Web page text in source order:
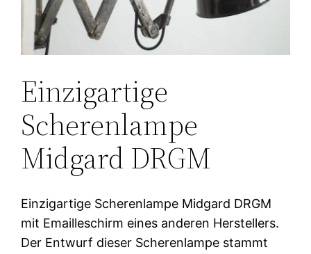
Einzigartige
Scherenlampe
Midgard DRGM
Einzigartige Scherenlampe Midgard DRGM
mit Emailleschirm eines anderen Herstellers.
Der Entwurf dieser Scherenlampe stammt